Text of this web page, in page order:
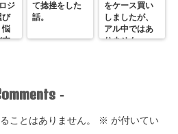
ジ
び
悩
末
て捻挫をした
話。
をケース買い
しましたが、
アル中ではあ
りません。
-
ことはありません。 ※ が付いてい